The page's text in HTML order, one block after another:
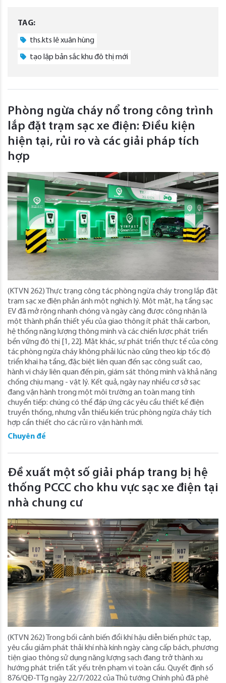
TAG:
ths.kts lê xuân hùng
tạo lập bản sắc khu đô thị mới
Phòng ngừa cháy nổ trong công trình
lắp đặt trạm sạc xe điện: Điều kiện
hiện tại, rủi ro và các giải pháp tích
hợp
(KTVN 262) Thực trạng công tác phòng ngừa cháy trong lắp đặt
trạm sạc xe điện phản ánh một nghịch lý. Một mặt, hạ tầng sạc
EV đã mở rộng nhanh chóng và ngày càng được công nhận là
một thành phần thiết yếu của giao thông ít phát thải carbon,
hệ thống năng lượng thông minh và các chiến lược phát triển
bền vững đô thị [1, 22]. Mặt khác, sự phát triển thực tế của công
tác phòng ngừa cháy không phải lúc nào cũng theo kịp tốc độ
triển khai hạ tầng, đặc biệt liên quan đến sạc công suất cao,
hành vi cháy liên quan đến pin, giám sát thông minh và khả năng
chống chịu mạng - vật lý. Kết quả, ngày nay nhiều cơ sở sạc
đang vận hành trong một môi trường an toàn mang tính
chuyển tiếp: chúng có thể đáp ứng các yêu cầu thiết kế điện
truyền thống, nhưng vẫn thiếu kiến trúc phòng ngừa cháy tích
hợp cần thiết cho các rủi ro vận hành mới.
Chuyên đề
Đề xuất một số giải pháp trang bị hệ
thống PCCC cho khu vực sạc xe điện tại
nhà chung cư
(KTVN 262) Trong bối cảnh biến đổi khí hậu diễn biến phức tạp,
yêu cầu giảm phát thải khí nhà kính ngày càng cấp bách, phương
tiện giao thông sử dụng năng lượng sạch đang trở thành xu
hướng phát triển tất yếu trên phạm vi toàn cầu. Quyết định số
876/QĐ-TTg ngày 22/7/2022 của Thủ tướng Chính phủ đã phê